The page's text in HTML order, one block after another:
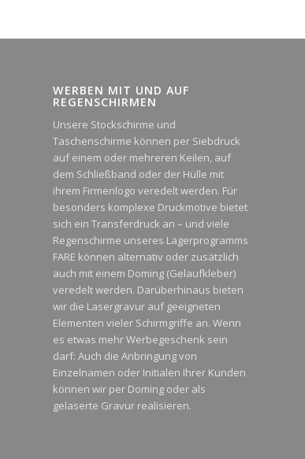
WERBEN MIT UND AUF
REGENSCHIRMEN
Unsere Stockschirme und
Taschenschirme können per Siebdruck
auf einem oder mehreren Keilen, auf
dem Schließband oder der Hülle mit
ihrem Firmenlogo veredelt werden. Für
besonders komplexe Druckmotive bietet
sich ein Transferdruck an – und viele
Regenschirme unseres Lagerprogramms
FARE können alternativ oder zusätzlich
auch mit einem Doming (Gelaufkleber)
veredelt werden. Darüberhinaus bieten
wir die Lasergravur auf geeigneten
Elementen vieler Schirmgriffe an. Wenn
es etwas mehr Werbegeschenk sein
darf: Auch die Anbringung von
Einzelnamen oder Initialen Ihrer Kunden
können wir per Doming oder als
gelaserte Gravur realisieren.